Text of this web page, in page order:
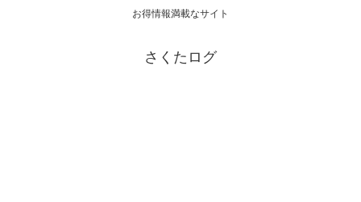
お得情報満載なサイト
さくたログ